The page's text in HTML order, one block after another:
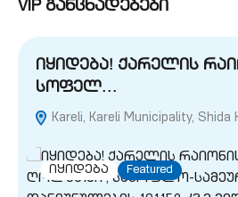
VIP განცხადებები
იყიდება! ქარელის
სოფელ…
Kareli, Kareli Municipality, Shida
იყიდება Featured